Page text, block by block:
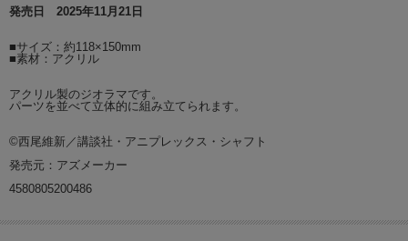
発売日 2025年11月21日
■サイズ：約118×150mm
■素材：アクリル
アクリル製のジオラマです。
パーツを並べて立体的に組み立てられます。
©西尾維新／講談社・アニプレックス・シャフト
発売元：アズメーカー
4580805200486